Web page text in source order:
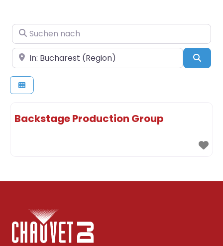
Suchen nach
In der Nähe
Backstage Production Group